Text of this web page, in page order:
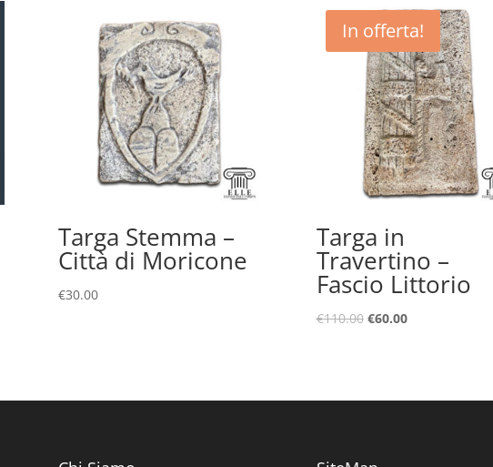
Targa Stemma –
Città di Moricone
€30.00
In offerta!
Targa in
Travertino –
Fascio Littorio
€110.00 Il
€110.00.
€60.00Il
€60.00.